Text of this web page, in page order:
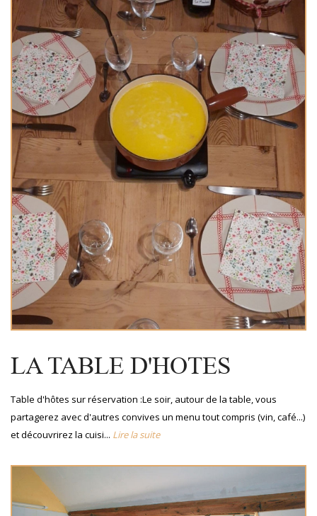
LA TABLE D'HOTES
Table d'hôtes sur réservation :Le soir, autour de la table, vous
partagerez avec d'autres convives un menu tout compris (vin, café...)
et découvrirez la cuisi... Lire la suite